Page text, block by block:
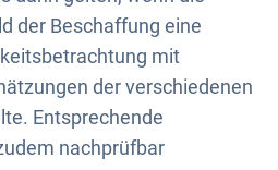
der Beschaffung eine
mit
der verschiedenen
Entsprechende
nachprüfbar